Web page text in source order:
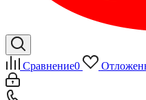
Сравнение0